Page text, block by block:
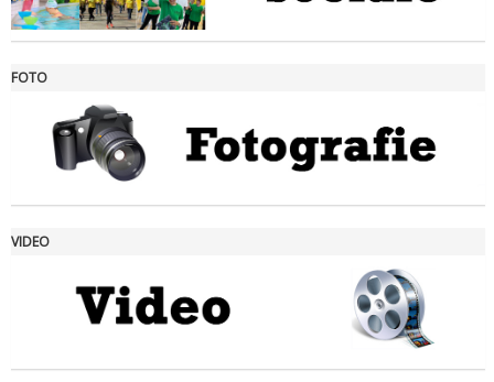
Ddl Lobby, Uisp: “Il Parlamento valorizzi le nostre specificità"
FOTO
VIDEO